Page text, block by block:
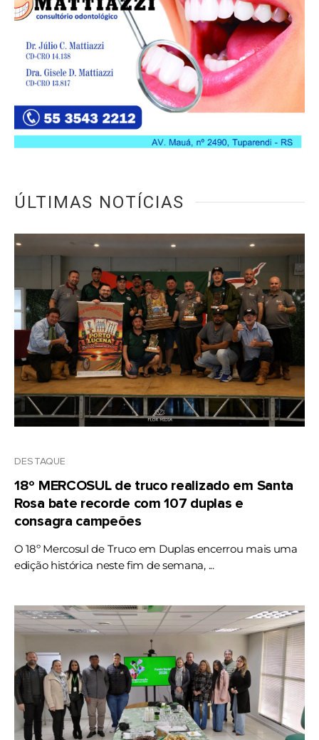
ÚLTIMAS NOTÍCIAS
DESTAQUE
18º MERCOSUL de truco realizado em Santa
Rosa bate recorde com 107 duplas e
consagra campeões
O 18º Mercosul de Truco em Duplas encerrou mais uma
edição histórica neste fim de semana, ...